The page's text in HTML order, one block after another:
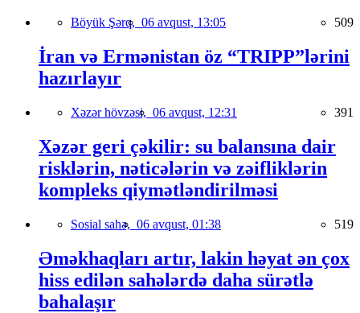
Böyük Şərq, 06 avqust, 13:05 509
İran və Ermənistan öz “TRIPP”lərini
hazırlayır
Xəzər hövzəsi, 06 avqust, 12:31 391
Xəzər geri çəkilir: su balansına dair
risklərin, nəticələrin və zəifliklərin
kompleks qiymətləndirilməsi
Sosial sahə, 06 avqust, 01:38 519
Əməkhaqları artır, lakin həyat ən çox
hiss edilən sahələrdə daha sürətlə
bahalaşır